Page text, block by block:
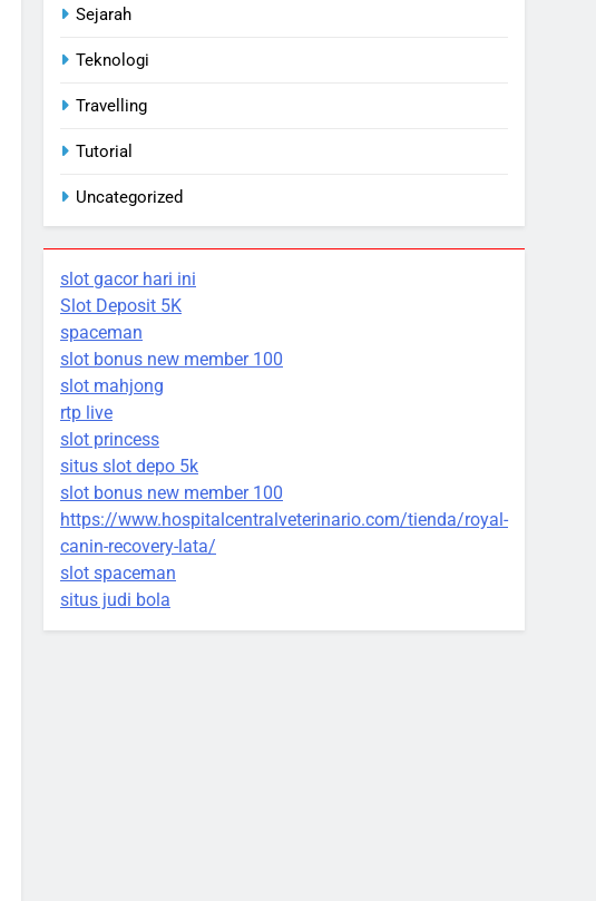
Sejarah
Teknologi
Travelling
Tutorial
Uncategorized
slot gacor hari ini
Slot Deposit 5K
spaceman
slot bonus new member 100
slot mahjong
rtp live
slot princess
situs slot depo 5k
slot bonus new member 100
https://www.hospitalcentralveterinario.com/tienda/royal-
canin-recovery-lata/
slot spaceman
situs judi bola